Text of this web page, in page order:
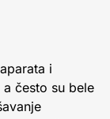
i
često su bele